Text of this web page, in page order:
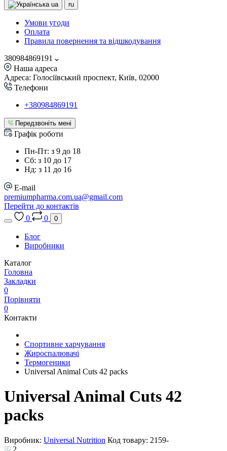
ua ru
Умови угоди
Оплата
Правила повернення та відшкодування
380984869191
Наша адреса
Адреса: Голосіївський проспект, Київ, 02000
Телефони
+380984869191
Передзвоніть мені
Графік роботи
Пн-Пт: з 9 до 18
Сб: з 10 до 17
Нд: з 11 до 16
E-mail
premiumpharma.com.ua@gmail.com
Перейти до контактів
0
0 0
Блог
Виробники
Каталог
Головна
Закладки
0
Порівняти
0
Контакти
Спортивне харчування
Жироспалювачі
Термогеники
Universal Animal Cuts 42 packs
Universal Animal Cuts 42
packs
Виробник: Universal Nutrition Код товару: 2159-
2